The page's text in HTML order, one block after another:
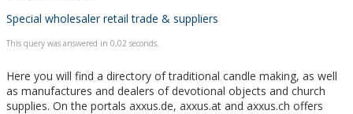
Special wholesaler retail trade & suppliers
This query was answered in 0,02 seconds.
Here you will find a directory of traditional candle making, as well
as manufactures and dealers of devotional objects and church
supplies. On the portals axxus.de, axxus.at and axxus.ch offers